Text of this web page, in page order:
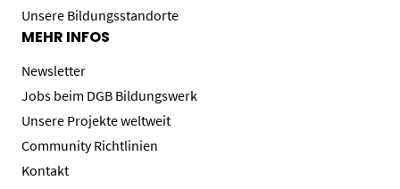
Unsere Bildungsstandorte
MEHR INFOS
Newsletter
Jobs beim DGB Bildungswerk
Unsere Projekte weltweit
Community Richtlinien
Kontakt